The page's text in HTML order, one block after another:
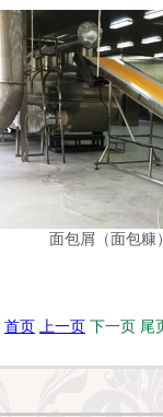
面包屑（面包糠
首页 上一页 下一页 尾